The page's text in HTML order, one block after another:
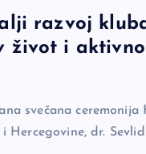
razvoj
život i
svečana
Hercegovine, dr.